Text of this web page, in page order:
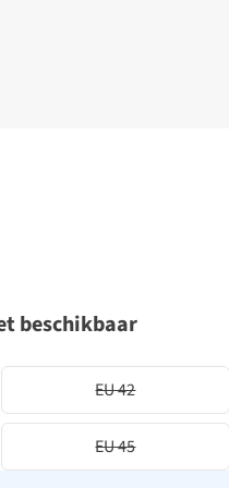
beschikbaar
EU 42
EU 45